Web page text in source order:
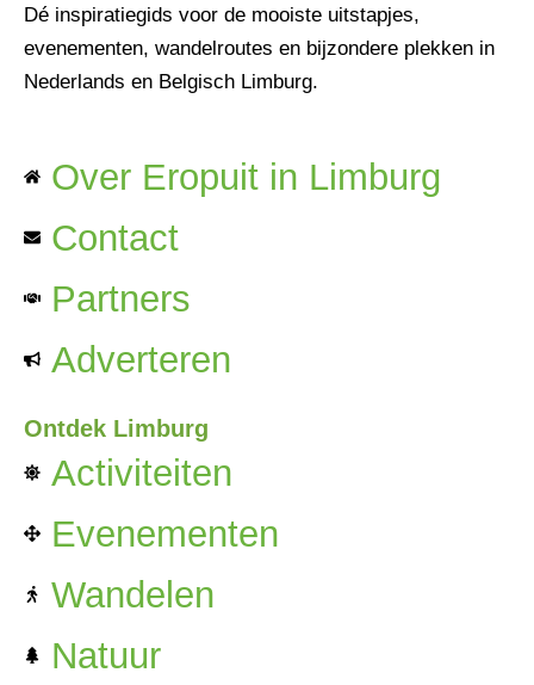
Dé inspiratiegids voor de mooiste uitstapjes,
evenementen, wandelroutes en bijzondere plekken in
Nederlands en Belgisch Limburg.
Over Eropuit in Limburg
Contact
Partners
Adverteren
Ontdek Limburg
Activiteiten
Evenementen
Wandelen
Natuur